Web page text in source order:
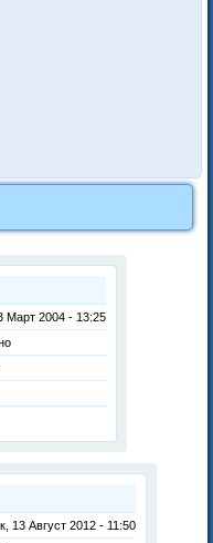
Март 2004 - 13:25
13 Август 2012 - 11:50